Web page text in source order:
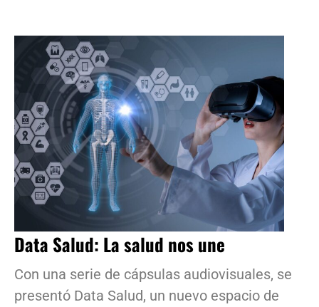
Data Salud: La salud nos une
Con una serie de cápsulas audiovisuales, se
presentó Data Salud, un nuevo espacio de